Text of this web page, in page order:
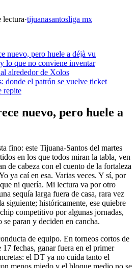
lectura·tijuanasantosliga mx
nuevo, pero huele a déjà vu
lo que no conviene inventar
alrededor de Xolos
donde el patrón se vuelve ticket
repite
nuevo, pero huele a
fino: este Tijuana-Santos del martes
en los que todos miran la tabla, ven
de cabeza con el cuento de la fortaleza
ya caí en esa. Varias veces. Y sí, por
ni quería. Mi lectura va por otro
sequía larga fuera de casa, rara vez
siguiente; históricamente, ese quiebre
competitivo por algunas jornadas,
paran y deciden en cancha.
de equipo. En torneos cortos de
fechas, ganar fuera en el primer
el DT ya no cuida tanto el
menos miedo y el bloque medio no se